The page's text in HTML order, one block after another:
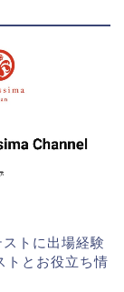
トに出場経験
トとお役立ち情